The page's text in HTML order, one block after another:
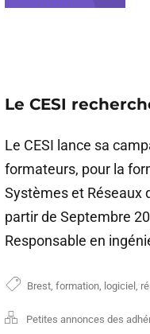
Le CESI
Le CESI lance sa
formateurs, pour la
Systèmes et Réseaux
partir de Septembre
Responsable en
Brest, formation, logiciel ,
Petites annonces des